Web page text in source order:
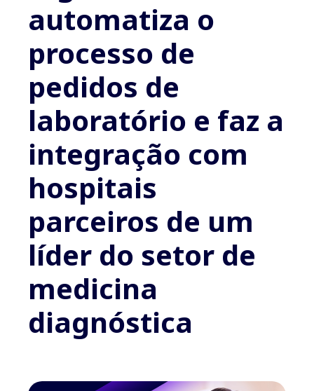
automatiza o
processo de
pedidos de
laboratório e faz a
integração com
hospitais
parceiros de um
líder do setor de
medicina
diagnóstica